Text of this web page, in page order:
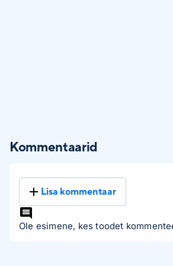
Kommentaarid
Lisa kommentaar
Ole esimene, kes toodet